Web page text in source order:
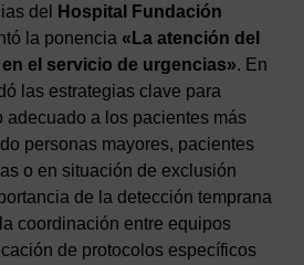
del
Hospital Fundación
la ponencia «La atención del
el servicio de urgencias». En
las estrategias clave para
adecuado a los pacientes más
personas mayores, pacientes
o en situación de exclusión
de la detección temprana
coordinación entre equipos
de protocolos específicos